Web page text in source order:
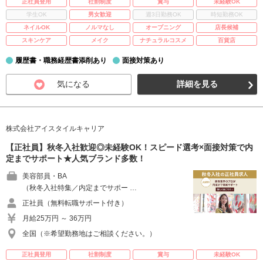
正社員登用 社割制度 賞与
未経験OK
学生OK
男女歓迎 週3日勤務OK
時短勤務OK
ネイルOK
ノルマなし オープニング
店長候補
スキンケア
メイク ナチュラルコスメ 百貨店
履歴書・職務経歴書添削あり 面接対策あり
気になる 詳細を見る
株式会社アイスタイルキャリア
【正社員】秋冬入社歓迎◎未経験OK！スピード選考×面接対策で内
定までサポート★人気ブランド多数！
美容部員・BA
（秋冬入社特集／内定までサポー …
正社員（無料転職サポート付き）
月給25万円 ～ 36万円
全国（※希望勤務地はご相談ください。）
正社員登用 社割制度 賞与
未経験OK